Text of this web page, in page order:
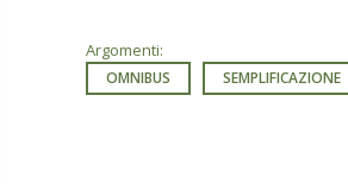
Argomenti:
OMNIBUS SEMPLIFICAZIONE